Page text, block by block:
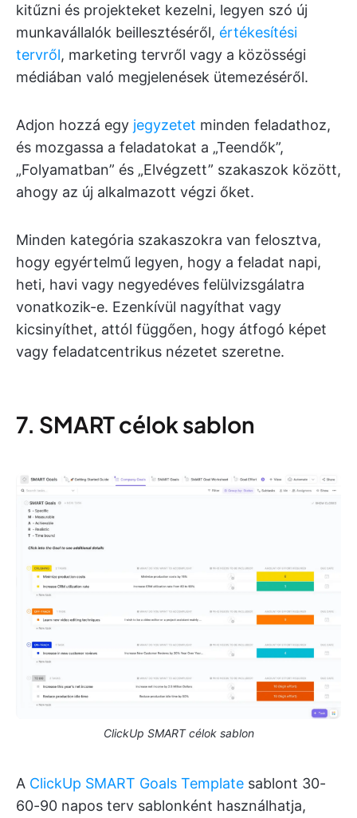
kitűzni és projekteket kezelni, legyen szó új
munkavállalók beillesztéséről, értékesítési
tervről, marketing tervről vagy a közösségi
médiában való megjelenések ütemezéséről.
Adjon hozzá egy jegyzetet minden feladathoz,
és mozgassa a feladatokat a „Teendők”,
„Folyamatban” és „Elvégzett” szakaszok között,
ahogy az új alkalmazott végzi őket.
Minden kategória szakaszokra van felosztva,
hogy egyértelmű legyen, hogy a feladat napi,
heti, havi vagy negyedéves felülvizsgálatra
vonatkozik-e. Ezenkívül nagyíthat vagy
kicsinyíthet, attól függően, hogy átfogó képet
vagy feladatcentrikus nézetet szeretne.
7. SMART célok sablon
ClickUp SMART célok sablon
A ClickUp SMART Goals Template sablont 30-
60-90 napos terv sablonként használhatja,